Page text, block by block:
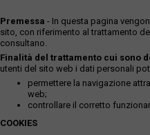
Premessa - In questa pagina
sito, con riferimento al trattamento
consultano.
Finalità del trattamento cui sono
utenti del sito web i dati personali
permettere la navigazione
web;
controllare il corretto
COOKIES